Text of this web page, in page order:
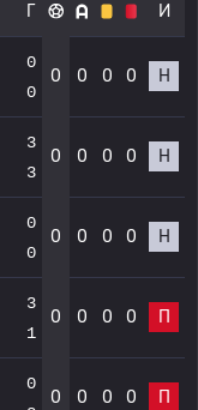
Г И
0
0
0 0 0 0 Н
3
3
0 0 0 0 Н
0
0
0 0 0 0 Н
3
1
0 0 0 0 П
0
0 0 0 0 П